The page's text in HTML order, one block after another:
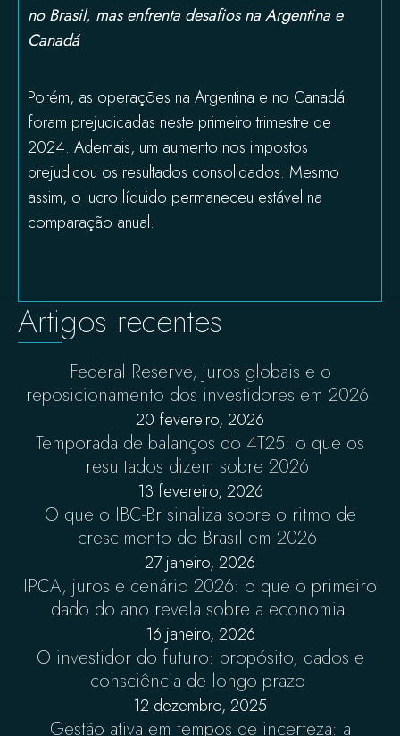
no Brasil, mas enfrenta desafios na Argentina e
Canadá
Porém, as operações na Argentina e no Canadá
foram prejudicadas neste primeiro trimestre de
2024. Ademais, um aumento nos impostos
prejudicou os resultados consolidados. Mesmo
assim, o lucro líquido permaneceu estável na
comparação anual.
Artigos recentes
Federal Reserve, juros globais e o
reposicionamento dos investidores em 2026
20 fevereiro, 2026
Temporada de balanços do 4T25: o que os
resultados dizem sobre 2026
13 fevereiro, 2026
O que o IBC-Br sinaliza sobre o ritmo de
crescimento do Brasil em 2026
27 janeiro, 2026
IPCA, juros e cenário 2026: o que o primeiro
dado do ano revela sobre a economia
16 janeiro, 2026
O investidor do futuro: propósito, dados e
consciência de longo prazo
12 dezembro, 2025
Gestão ativa em tempos de incerteza: a